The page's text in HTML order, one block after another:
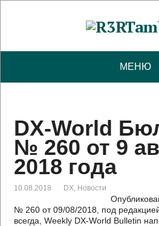
МЕНЮ
DX-World
№ 260 от 9
2018 года
10.08.2018 DX, Новости
№ 260 от 09/08/2018, под
всегда, Weekly DX-World Bulletin